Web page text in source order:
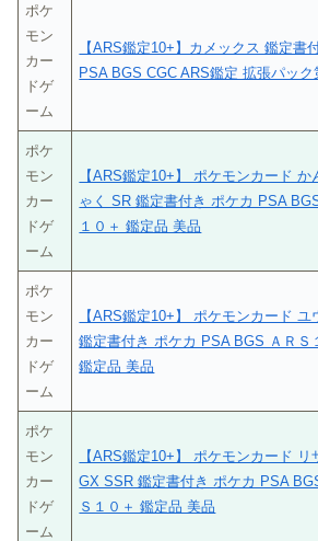
ポケ
モン
カー
ドゲ
ーム
【ARS鑑定10+】カメックス 鑑定書
PSA BGS CGC ARS鑑定 拡張パック
ポケ
モン
カー
ドゲ
ーム
【ARS鑑定10+】 ポケモンカード か
ゃく SR 鑑定書付き ポケカ PSA
１０＋ 鑑定品 美品
ポケ
モン
カー
ドゲ
ーム
【ARS鑑定10+】 ポケモンカード ユ
鑑定書付き ポケカ PSA BGS ＡＲＳ
鑑定品 美品
ポケ
モン
カー
ドゲ
ーム
【ARS鑑定10+】 ポケモンカード リ
GX SSR 鑑定書付き ポケカ PSA
Ｓ１０＋ 鑑定品 美品